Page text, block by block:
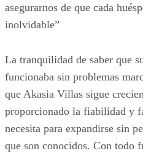
asegurarnos de que cada
inolvidable”
La tranquilidad de saber que
funcionaba sin problemas
que Akasia Villas sigue
proporcionado la fiabilidad y
necesita para expandirse sin
que son conocidos. Con todo